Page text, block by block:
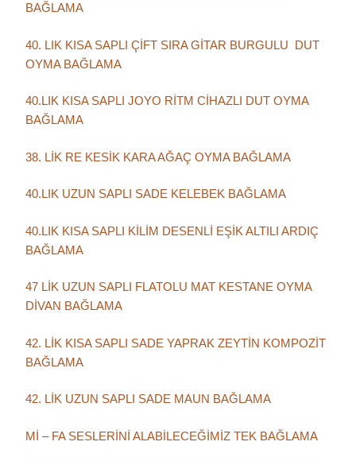
BAĞLAMA
40. LIK KISA SAPLI ÇİFT SIRA GİTAR BURGULU DUT
OYMA BAĞLAMA
40.LIK KISA SAPLI JOYO RİTM CİHAZLI DUT OYMA
BAĞLAMA
38. LİK RE KESİK KARA AĞAÇ OYMA BAĞLAMA
40.LIK UZUN SAPLI SADE KELEBEK BAĞLAMA
40.LIK KISA SAPLI KİLİM DESENLİ EŞİK ALTILI ARDIÇ
BAĞLAMA
47 LİK UZUN SAPLI FLATOLU MAT KESTANE OYMA
DİVAN BAĞLAMA
42. LİK KISA SAPLI SADE YAPRAK ZEYTİN KOMPOZİT
BAĞLAMA
42. LİK UZUN SAPLI SADE MAUN BAĞLAMA
Mİ – FA SESLERİNİ ALABİLECEĞİMİZ TEK BAĞLAMA